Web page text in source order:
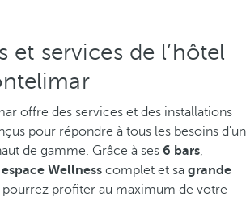
et services de l’hôtel
offre des services et des installations
pour répondre à tous les besoins d'un
de gamme. Grâce à ses 6 bars,
espace Wellness complet et sa grande
pourrez profiter au maximum de votre